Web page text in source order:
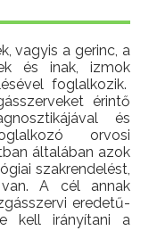
vagyis a gerinc, a
és inak, izmok
foglalkozik.
érintő
és
orvosi
általában azok
szakrendelést,
van. A cél annak
eredetű-
kell irányítani a